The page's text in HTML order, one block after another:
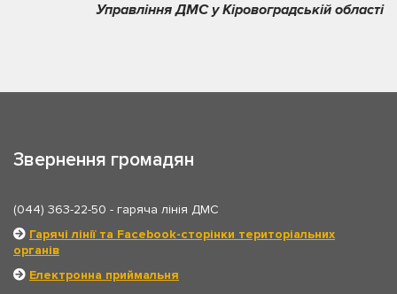
Управління ДМС у Кіровоградській області
Звернення громадян
(044) 363-22-50 - гаряча лінія ДМС
Гарячі лінії та Facebook-сторінки територіальних
органів
Електронна приймальня